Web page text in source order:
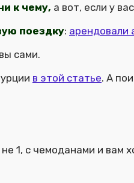
к чему, а вот, если у вас
поездку: арендовали
сами.
в этой статье. А
1, с чемоданами и вам